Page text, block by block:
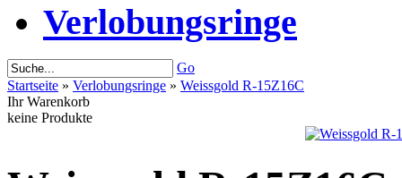
Verlobungsringe
Go
Startseite » Verlobungsringe » Weissgold R-15Z16C
Ihr Warenkorb
keine Produkte